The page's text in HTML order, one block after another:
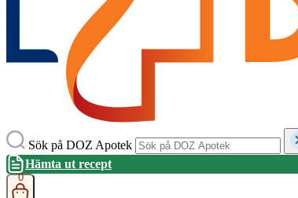
Sök på DOZ Apotek
Hämta ut recept
0